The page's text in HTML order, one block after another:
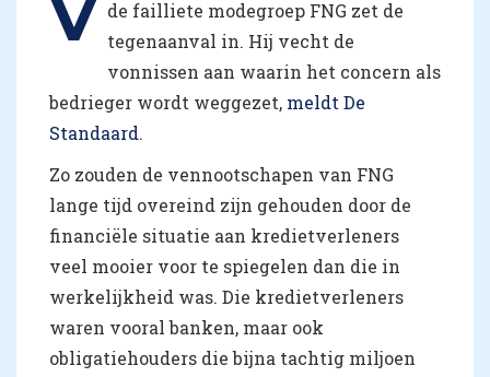
V de failliete modegroep FNG zet de
tegenaanval in. Hij vecht de
vonnissen aan waarin het concern als
bedrieger wordt weggezet, meldt De
Standaard.
Zo zouden de vennootschapen van FNG
lange tijd overeind zijn gehouden door de
financiële situatie aan kredietverleners
veel mooier voor te spiegelen dan die in
werkelijkheid was. Die kredietverleners
waren vooral banken, maar ook
obligatiehouders die bijna tachtig miljoen